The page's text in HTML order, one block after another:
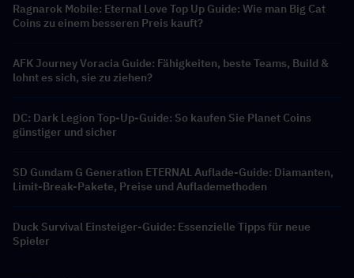
Ragnarok Mobile: Eternal Love Top Up Guide: Wie man Big Cat
Coins zu einem besseren Preis kauft?
AFK Journey Voracia Guide: Fähigkeiten, beste Teams, Build &
lohnt es sich, sie zu ziehen?
DC: Dark Legion Top-Up-Guide: So kaufen Sie Planet Coins
günstiger und sicher
SD Gundam G Generation ETERNAL Auflade-Guide: Diamanten,
Limit-Break-Pakete, Preise und Auflademethoden
Duck Survival Einsteiger-Guide: Essenzielle Tipps für neue
Spieler